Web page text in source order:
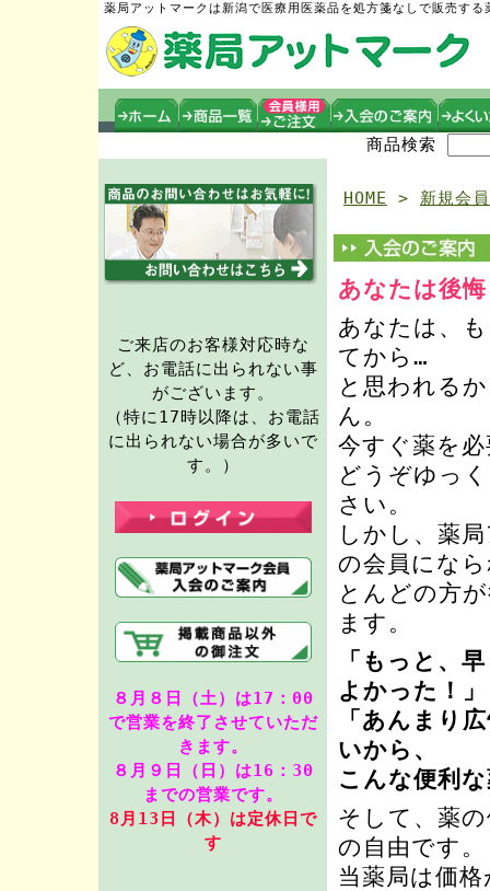
薬局アットマークは新潟で医療用医薬品を処方箋なしで販売する
商品検索
ご来店のお客様対応時な
ど、お電話に出られない事
がございます。
（特に17時以降は、お電話
に出られない場合が多いで
す。）
８月８日（土）は17：00
で営業を終了させていただ
きます。
８月９日（日）は16：30
までの営業です。
8月13 日（木）は定休日で
す
HOME > 新規会
あなたは後
あなたは、
てから…
と思われる
ん。
今すぐ薬を
どうぞゆっ
さい。
しかし、薬
の会員にな
とんどの方
ます。
「もっと、
よかった！」
「あんまり
いから、
こんな便利
そして、薬
の自由です。
当薬局は価